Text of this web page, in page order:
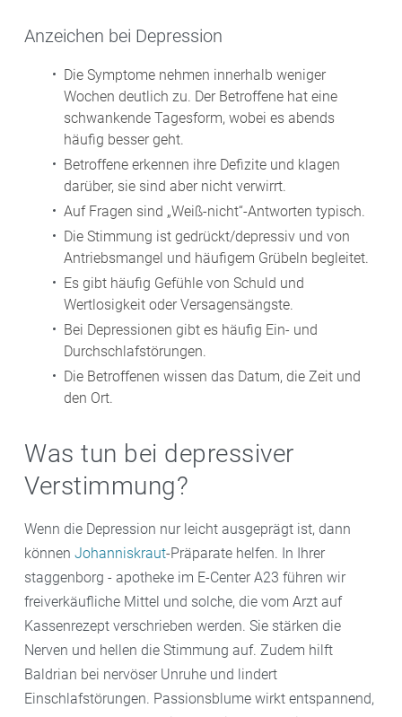
Anzeichen bei Depression
Die Symptome nehmen innerhalb weniger
Wochen deutlich zu. Der Betroffene hat eine
schwankende Tagesform, wobei es abends
häufig besser geht.
Betroffene erkennen ihre Defizite und klagen
darüber, sie sind aber nicht verwirrt.
Auf Fragen sind „Weiß-nicht“-Antworten typisch.
Die Stimmung ist gedrückt/depressiv und von
Antriebsmangel und häufigem Grübeln begleitet.
Es gibt häufig Gefühle von Schuld und
Wertlosigkeit oder Versagensängste.
Bei Depressionen gibt es häufig Ein- und
Durchschlafstörungen.
Die Betroffenen wissen das Datum, die Zeit und
den Ort.
Was tun bei depressiver
Verstimmung?
Wenn die Depression nur leicht ausgeprägt ist, dann
können Johanniskraut-Präparate helfen. In Ihrer
staggenborg - apotheke im E-Center A23 führen wir
freiverkäufliche Mittel und solche, die vom Arzt auf
Kassenrezept verschrieben werden. Sie stärken die
Nerven und hellen die Stimmung auf. Zudem hilft
Baldrian bei nervöser Unruhe und lindert
Einschlafstörungen. Passionsblume wirkt entspannend,